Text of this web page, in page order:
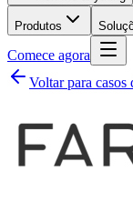
Produtos
Comece agora
Voltar para casos